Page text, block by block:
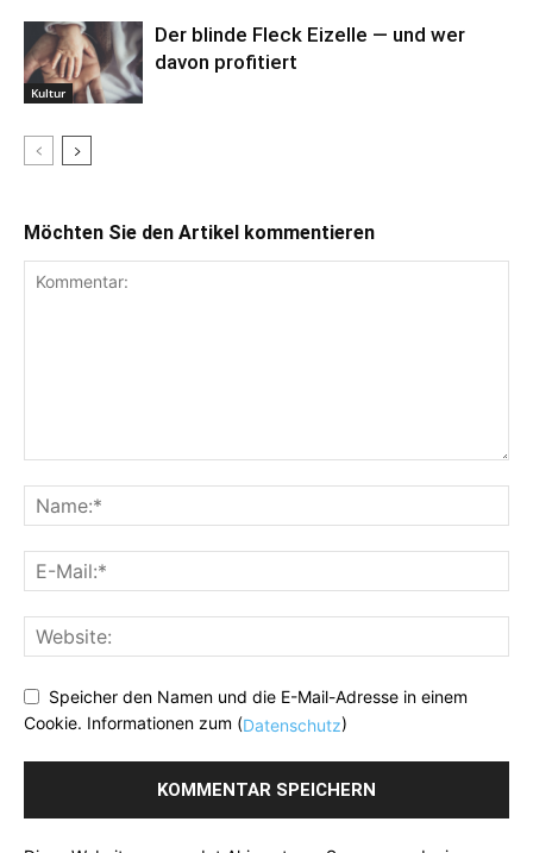
Kultur
Der blinde Fleck Eizelle — und wer
davon profitiert
Möchten Sie den Artikel kommentieren
Speicher den Namen und die E-Mail-Adresse in einem
Cookie. Informationen zum (Datenschutz)